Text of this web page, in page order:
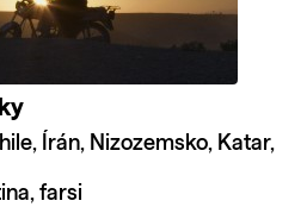
Írán, Nizozemsko, Katar,
farsi